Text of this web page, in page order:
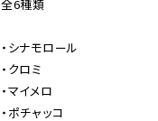
全6種類
・シナモロール
・クロミ
・マイメロ
・ポチャッコ